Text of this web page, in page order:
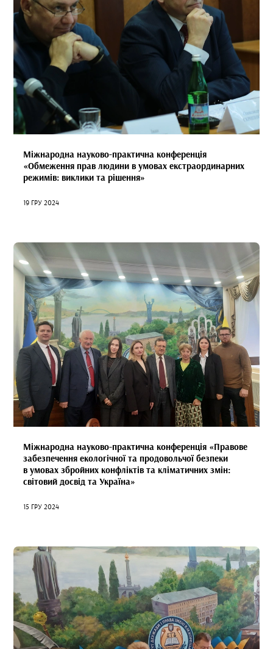
Міжнародна науково-практична конференція
«Обмеження прав людини в умовах екстраординарних
режимів: виклики та рішення»
19 ГРУ 2024
Міжнародна науково-практична конференція «Правове
забезпечення екологічної та продовольчої безпеки
в умовах збройних конфліктів та кліматичних змін:
світовий досвід та Україна»
15 ГРУ 2024